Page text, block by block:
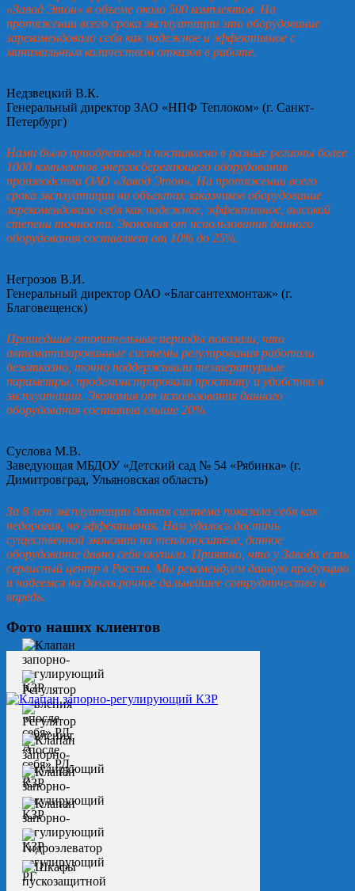
«Завод Этон» в объеме около 500 комплектов. На
протяжении всего срока эксплуатации это оборудование
зарекомендовало себя как надежное и эффективное с
минимальным количеством отказов в работе.
Недзвецкий В.К.
Генеральный директор ЗАО «НПФ Теплоком» (г. Санкт-
Петербург)
Нами было приобретено и поставлено в разные регионы более
1000 комплектов энергосберегающего оборудования
производства ОАО «Завод Этон». На протяжении всего
срока эксплуатации на объектах заказчиков оборудование
зарекомендовало себя как надежное, эффективное, высокой
степени точности. Экономия от использования данного
оборудования составляет от 10% до 25%.
Негрозов В.И.
Генеральный директор ОАО «Благсантехмонтаж» (г.
Благовещенск)
Прошедшие отопительные периоды показали, что
автоматизированные системы регулирования работали
безотказно, точно поддерживали температурные
параметры, продемонстрировали простоту и удобство в
эксплуатации. Экономия от использования данного
оборудования составила свыше 20%.
Суслова М.В.
Заведующая МБДОУ «Детский сад № 54 «Рябинка» (г.
Димитровград, Ульяновская область)
За 8 лет эксплуатации данная система показала себя как
недорогая, но эффективная. Нам удалось достичь
существенной экономии на теплоносителе, данное
оборудование давно себя окупило. Приятно, что у Завода есть
сервисный центр в России. Мы рекомендуем данную продукцию
и надеемся на долгосрочное дальнейшее сотрудничество и
впредь.
Фото наших клиентов